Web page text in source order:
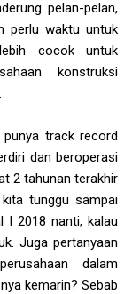
pelan-pelan,
perlu waktu untuk
cocok untuk
konstruksi
punya track record
dan beroperasi
2 tahunan terakhir
tunggu sampai
I 2018 nanti, kalau
Juga pertanyaan
dalam
kemarin? Sebab